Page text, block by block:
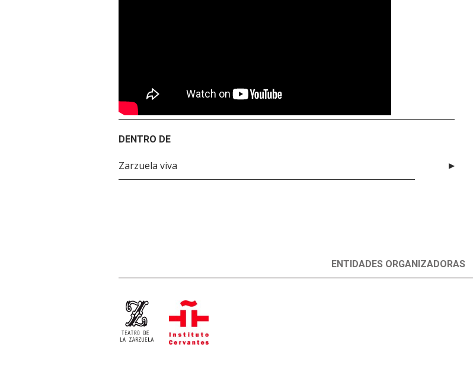
DENTRO DE
Zarzuela viva
ENTIDADES ORGANIZADORAS